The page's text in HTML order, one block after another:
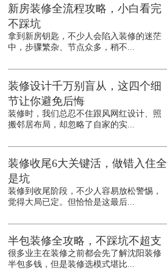
新房装修全流程攻略，小白看完
不踩坑
拿到新房钥匙，不少人会陷入装修的迷茫
中，步骤繁杂、节点众多，稍不...
装修设计千万别盲从，这四个细
节让你避免后悔
装修时，我们总忍不住跟风网红设计、照
搬邻居布局，却忽略了自家的实...
装修收尾6大关键活，做错入住全
是坑
装修到收尾阶段，不少人容易放松警惕，
觉得大局已定。但恰恰是这最后...
半包装修全攻略，不踩坑不超支
很多业主在装修之前都会先了解沈阳装修
半包多钱，但是装修选模式堪比...